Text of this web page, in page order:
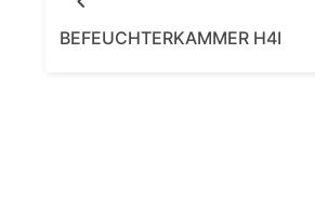
BEFEUCHTERKAMMER H4I